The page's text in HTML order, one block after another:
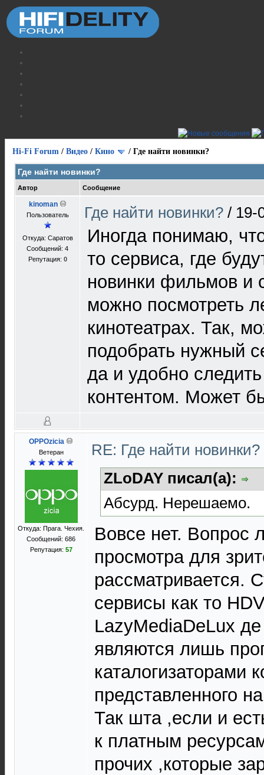
Hi-Fi Forum / Видео / Кино / Где найти новинки?
Где найти новинки?
Автор Сообщение
kinoman
Пользователь
Откуда: Саратов
Сообщений: 4
Репутация: 0
Где найти новинки? / 19-
Иногда понимаю,
то сервиса, где
новинки фильмов и
можно посмотреть
кинотеатрах. Так,
подобрать нужный
да и удобно
контентом. Может
OPPOzicia
Ветеран
Откуда: Прага. Чехия.
Сообщений: 686
Репутация: 57
RE: Где найти новинки?
ZLoDAY писал(а):
Абсурд. Нерешаемо.
Вовсе нет. Вопрос
просмотра для
рассматривается.
сервисы как то
LazyMediaDeLux
являются лишь
каталогизаторами
представленного
Так шта ,если и
к платным
прочих ,которые